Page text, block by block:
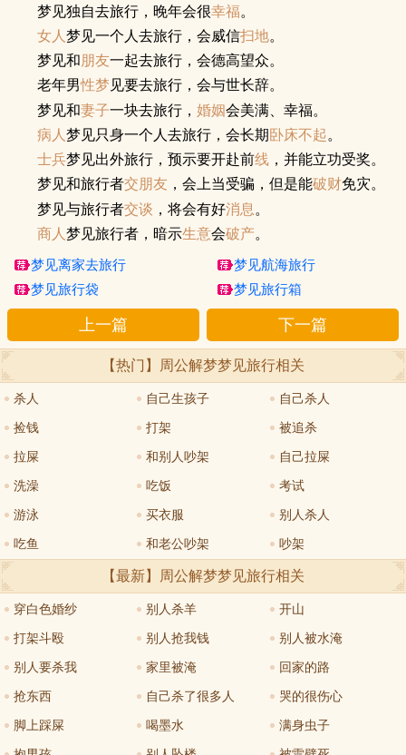
梦见独自去旅行，晚年会很幸福。
女人梦见一个人去旅行，会威信扫地。
梦见和朋友一起去旅行，会德高望众。
老年男性梦见要去旅行，会与世长辞。
梦见和妻子一块去旅行， 婚姻会美满、幸福。
病人梦见只身一个人去旅行，会长期 卧床不起。
士兵梦见出外旅行，预示要开赴前线，并能立功受奖。
梦见和旅行者交朋友 ，会上当受骗，但是能破财免灾。
梦见与旅行者交谈 ，将会有好消息 。
商人梦见旅行者，暗示生意会破产。
梦见离家去旅行
梦见航海旅行
梦见旅行袋
梦见旅行箱
上一篇 下一篇
【热门】周公解梦梦见旅行相关
杀人 自己生孩子 自己杀人
捡钱 打架 被追杀
拉屎 和别人吵架 自己拉屎
洗澡 吃饭 考试
游泳 买衣服 别人杀人
吃鱼 和老公吵架 吵架
【最新】周公解梦梦见旅行相关
穿白色婚纱 别人杀羊 开山
打架斗殴 别人抢我钱 别人被水淹
别人要杀我 家里被淹 回家的路
抢东西 自己杀了很多人 哭的很伤心
脚上踩屎 喝墨水 满身虫子